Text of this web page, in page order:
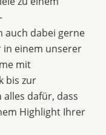
auch dabei gerne
in einem unserer
mit
bis zur
dafür, dass
Highlight Ihrer